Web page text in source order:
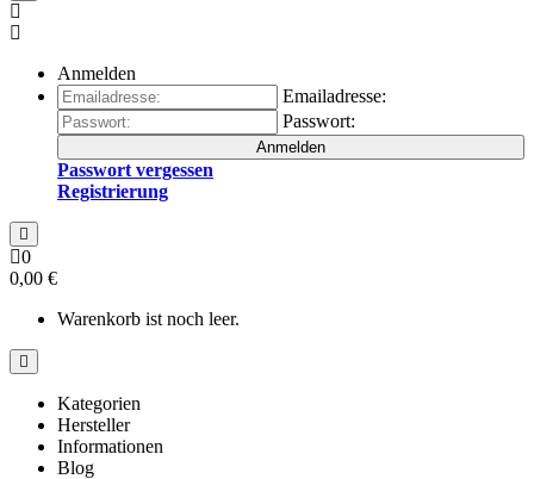
Anmelden
Emailadresse:
Passwort:
Anmelden
Passwort vergessen
Registrierung
0
0,00 €
Warenkorb ist noch leer.
Kategorien
Hersteller
Informationen
Blog